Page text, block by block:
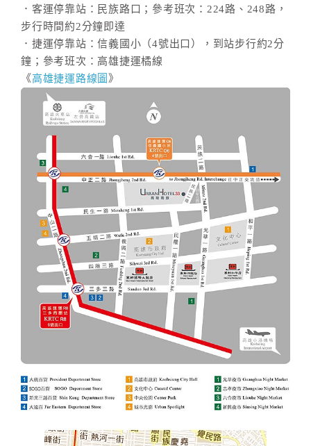
．客運停靠站：民族路口；參考班次：224路、248路，
步行時間約2分鐘即達
．捷運停靠站：信義國小（4號出口），到站步行約2分
鐘；參考班次：高雄捷運橘線
《高雄捷運路線圖 》